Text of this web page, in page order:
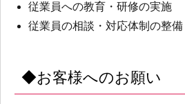
従業員への教育・研修の実施
従業員の相談・対応体制の整備
◆お客様へのお願い